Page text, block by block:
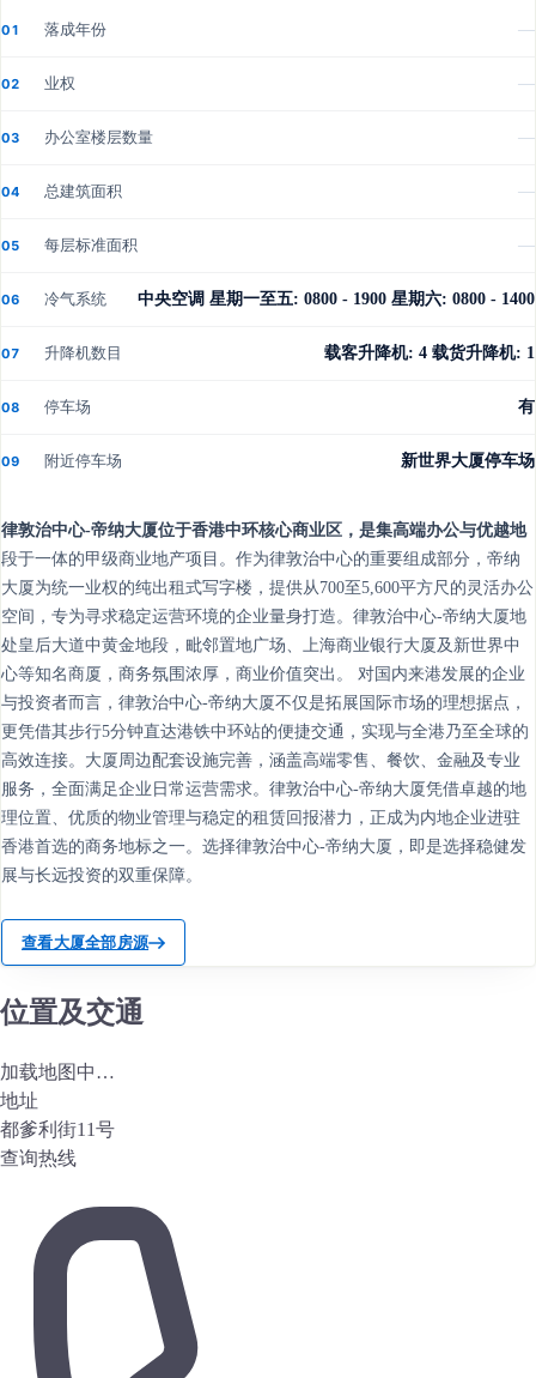
01 落成年份 —
02 业权 —
03 办公室楼层数量 —
04 总建筑面积 —
05 每层标准面积 —
06 冷气系统 中央空调 星期一至五: 0800 - 1900 星期六: 0800 - 1400
07 升降机数目 载客升降机: 4 载货升降机: 1
08 停车场 有
09 附近停车场 新世界大厦停车场
律敦治中心-帝纳大厦位于香港中环核心商业区，是集高端办公与优越地
段于一体的甲级商业地产项目。作为律敦治中心的重要组成部分，帝纳
大厦为统一业权的纯出租式写字楼，提供从700至5,600平方尺的灵活办公
空间，专为寻求稳定运营环境的企业量身打造。律敦治中心-帝纳大厦地
处皇后大道中黄金地段，毗邻置地广场、上海商业银行大厦及新世界中
心等知名商厦，商务氛围浓厚，商业价值突出。 对国内来港发展的企业
与投资者而言，律敦治中心-帝纳大厦不仅是拓展国际市场的理想据点，
更凭借其步行5分钟直达港铁中环站的便捷交通，实现与全港乃至全球的
高效连接。大厦周边配套设施完善，涵盖高端零售、餐饮、金融及专业
服务，全面满足企业日常运营需求。律敦治中心-帝纳大厦凭借卓越的地
理位置、优质的物业管理与稳定的租赁回报潜力，正成为内地企业进驻
香港首选的商务地标之一。选择律敦治中心-帝纳大厦，即是选择稳健发
展与长远投资的双重保障。
查看大厦全部房源
位置及交通
加载地图中…
地址
都爹利街11号
查询热线